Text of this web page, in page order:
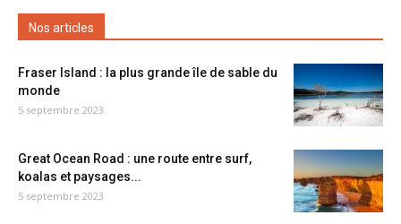
Nos articles
Fraser Island : la plus grande île de sable du
monde
5 septembre 2023
Great Ocean Road : une route entre surf,
koalas et paysages...
5 septembre 2023